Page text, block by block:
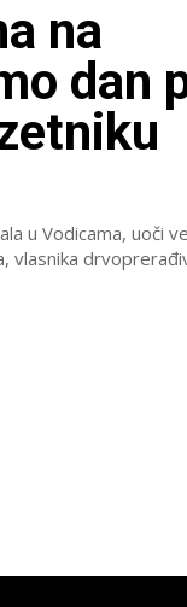
na
dan
u Vodicama, uoči
vlasnika